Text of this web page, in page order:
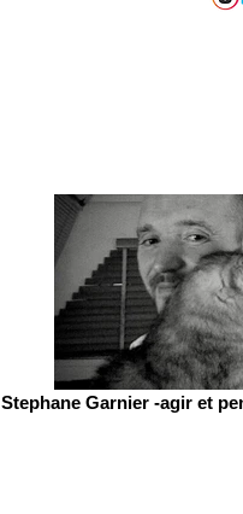
Stephane Garnier -agir et